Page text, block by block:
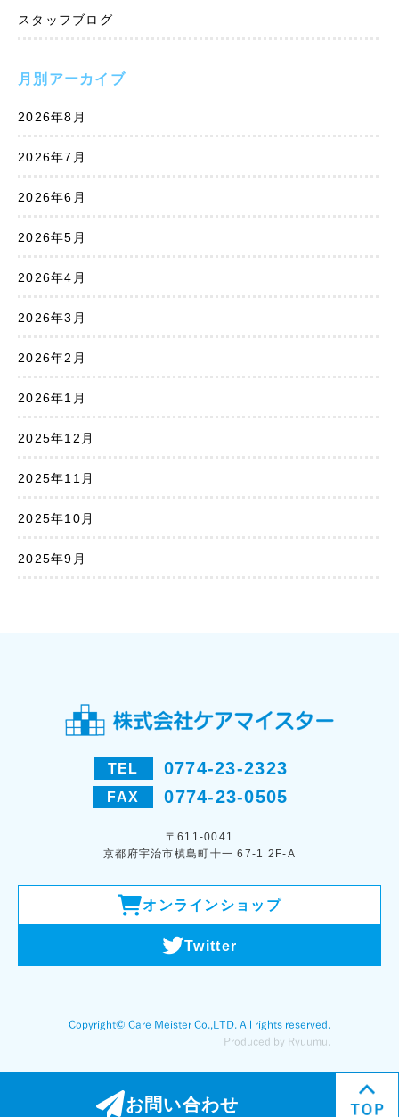
スタッフブログ
月別アーカイブ
2026年8月
2026年7月
2026年6月
2026年5月
2026年4月
2026年3月
2026年2月
2026年1月
2025年12月
2025年11月
2025年10月
2025年9月
TEL 0774-23-2323
FAX 0774-23-0505
〒611-0041
京都府宇治市槙島町十一 67-1 2F-A
オンラインショップ
Twitter
お問い合わせ